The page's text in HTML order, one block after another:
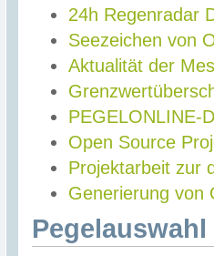
24h Regenradar
Seezeichen von
Aktualität der
PEGELONLINE-
Open Source
Projektarbeit zur
Generierung von